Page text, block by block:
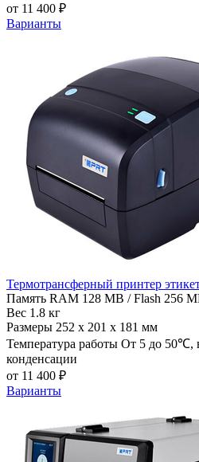
от 11 400 ₽
Варианты
Термотрансферный принтер
Память RAM 128 MB / Flash 256
Вес 1.8 кг
Размеры 252 х 201 х 181 мм
Температура работы От 5 до 50℃,
конденсации
от 11 400 ₽
Варианты